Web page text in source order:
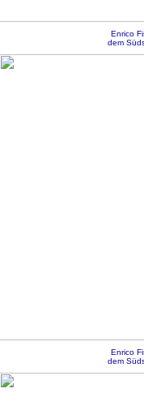
Enrico
dem
Enrico
dem